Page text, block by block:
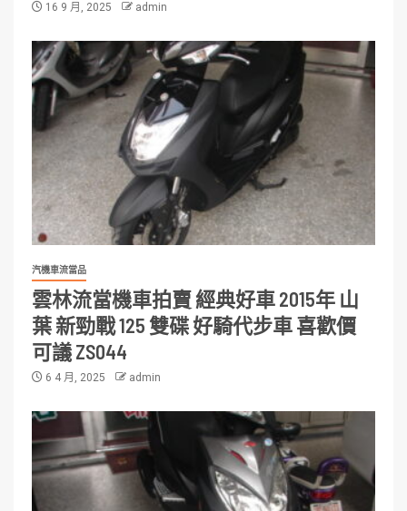
16 9 月, 2025 admin
汽機車流當品
雲林流當機車拍賣 經典好車 2015年 山
葉 新勁戰 125 雙碟 好騎代步車 喜歡價
可議 ZS044
6 4 月, 2025 admin